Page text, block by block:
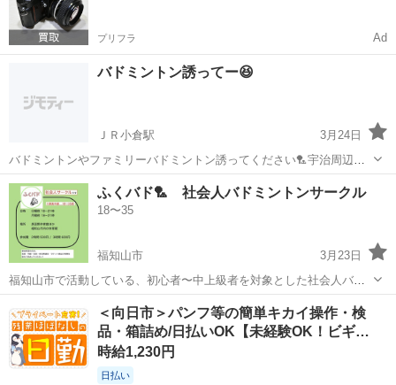
プリフラ Ad
バドミントン誘ってー😆
ＪＲ小倉駅
3月24日
バドミントンやファミリーバドミントン誘ってください🏸宇治周辺が
いいなぁー土日が休みです。共に経験者ですよ。レベル的には初級か
ら初中級くらい。40代の男です
京都 京都市 ＪＲ小倉駅 バドミントン ファミリー
ふくバド🏸 社会人バドミントンサークル
18〜35
福知山市
3月23日
福知山市で活動している、初心者〜中上級者を対象とした社会人バド
ミントンサークル 『ふくバド🏸』です！ インスタに活動内容を投稿し
ています！📷 『ふくバド』で検索してぜひフォローしてください！ 初
心者の方にも安心して参...
バドミントン バド
＜向日市＞パンフ等の簡単キカイ操作・検
品・箱詰め/日払いOK【未経験OK！ビギ…
時給1,230円
日払い